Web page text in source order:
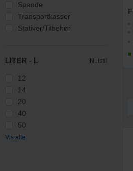
Spande
Transportkasser
Stativer/Tilbehør
LITER - L Nulstil
12
14
20
40
50
Vis alle